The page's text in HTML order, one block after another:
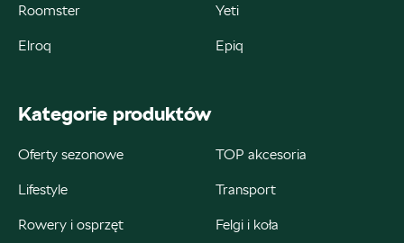
Auto Śliwka
magazyn.katowice@autosliwka.pl
Roomster Yeti
Elroq Epiq
Kategorie produktów
Oferty sezonowe TOP akcesoria
Lifestyle Transport
Rowery i osprzęt Felgi i koła